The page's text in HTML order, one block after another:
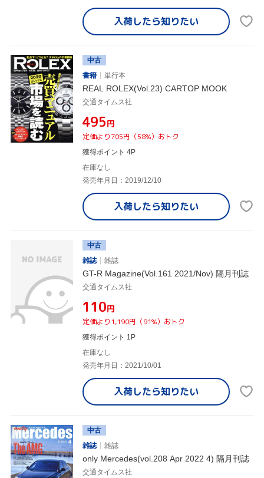
入荷したら知りたい
中古
書籍
単行本
REAL ROLEX(Vol.23) CARTOP MOOK
交通タイムス社
¥495円
定価より705円（58%）おトク
獲得ポイント 4P
在庫なし
発売年月日：2019/12/10
入荷したら知りたい
中古
雑誌
雑誌
GT-R Magazine(Vol.161 2021/Nov) 隔月刊誌
交通タイムス社
¥110円
定価より1,190円（91%）おトク
獲得ポイント 1P
在庫なし
発売年月日：2021/10/01
入荷したら知りたい
中古
雑誌
雑誌
only Mercedes(vol.208 Apr 2022 4) 隔月刊誌
交通タイムス社